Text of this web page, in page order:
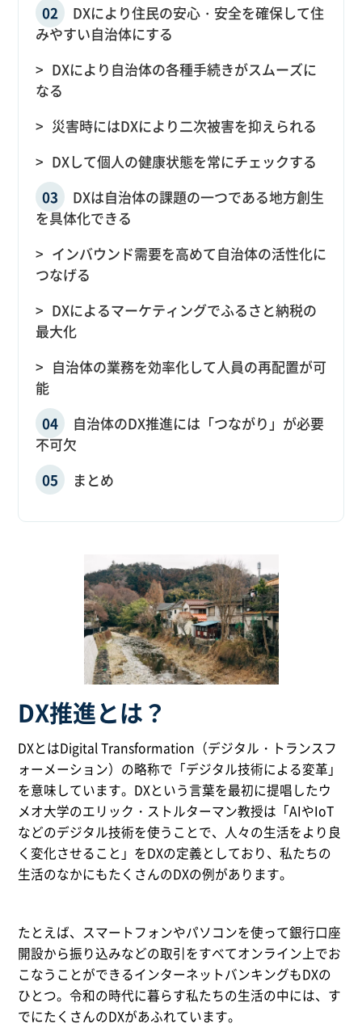
DXにより住民の安心・安全を確保して住
みやすい自治体にする
DXにより自治体の各種手続きがスムーズに
なる
災害時にはDXにより二次被害を抑えられる
DXして個人の健康状態を常にチェックする
DXは自治体の課題の一つである地方創生
を具体化できる
インバウンド需要を高めて自治体の活性化に
つなげる
DXによるマーケティングでふるさと納税の
最大化
自治体の業務を効率化して人員の再配置が可
能
自治体のDX推進には「つながり」が必要
不可欠
まとめ
DX推進とは？
DXとはDigital Transformation（デジタル・トランスフ
ォーメーション）の略称で「デジタル技術による変革」
を意味しています。DXという言葉を最初に提唱したウ
メオ大学のエリック・ストルターマン教授は「AIやIoT
などのデジタル技術を使うことで、人々の生活をより良
く変化させること」をDXの定義としており、私たちの
生活のなかにもたくさんのDXの例があります。
たとえば、スマートフォンやパソコンを使って銀行口座
開設から振り込みなどの取引をすべてオンライン上でお
こなうことができるインターネットバンキングもDXの
ひとつ。令和の時代に暮らす私たちの生活の中には、す
でにたくさんのDXがあふれています。